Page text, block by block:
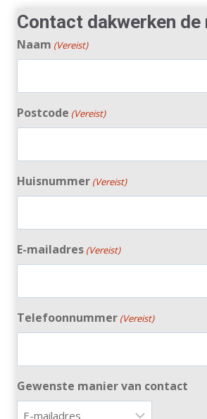
Contact dakwerken de
Naam (Vereist)
Postcode (Vereist)
Huisnummer (Vereist)
E-mailadres (Vereist)
Telefoonnummer (Vereist)
Gewenste manier van contact